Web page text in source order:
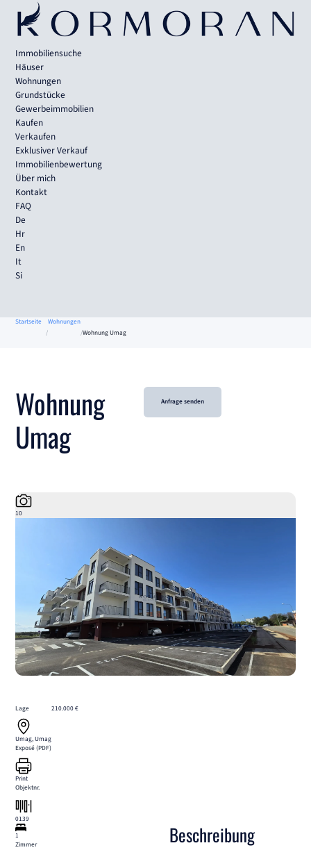
Immobiliensuche
Häuser
Wohnungen
Grundstücke
Gewerbeimmobilien
Kaufen
Verkaufen
Exklusiver Verkauf
Immobilienbewertung
Über mich
Kontakt
FAQ
De
Hr
En
It
Si
Startseite
Wohnungen
Wohnung Umag
Wohnung
Umag
Anfrage senden
10
Lage
Umag, Umag
Exposé (PDF)
Print
Objektnr.
0139
210.000 €
1
Zimmer
Beschreibung